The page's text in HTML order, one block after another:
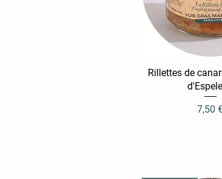
Aperçu
Rillettes de
Prix
7,50